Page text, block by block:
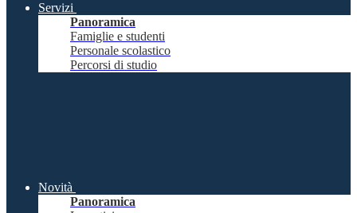
Servizi
Panoramica
Famiglie e studenti
Personale scolastico
Percorsi di studio
Novità
Panoramica